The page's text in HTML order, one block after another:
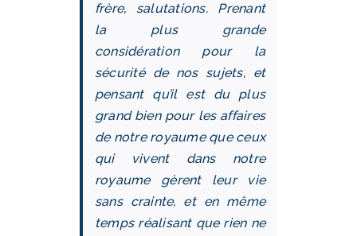
frère, salutations. Prenant
la plus grande
considération pour la
sécurité de nos sujets, et
pensant qu’il est du plus
grand bien pour les affaires
de notre royaume que ceux
qui vivent dans notre
royaume gèrent leur vie
sans crainte, et en même
temps réalisant que rien ne